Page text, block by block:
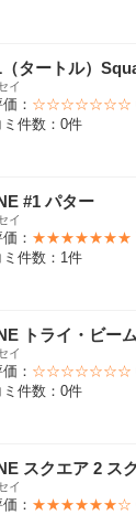
タートル）
イ
： ☆☆☆☆☆☆☆
ミ件数：0件
#1 パター
イ
： ★★★★★★★
ミ件数：1件
トライ・ビー
イ
： ☆☆☆☆☆☆☆
ミ件数：0件
スクエア 2 ス
イ
： ★★★★★★☆